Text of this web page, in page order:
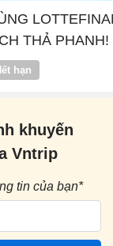
THẢ PHANH!
hạn
khuyến
Vntrip
tin của bạn*